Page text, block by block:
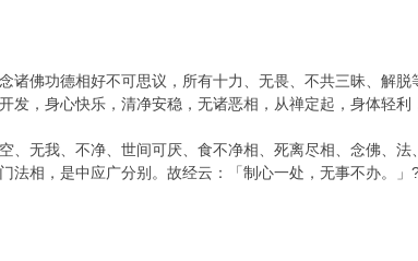
诸佛功德相好不可思议，所有十力、无畏、不共三昧、解
，身心快乐，清净安稳，无诸恶相，从禅定起，身体轻利
无我、不净、世间可厌、食不净相、死离尽相、念佛、
法相，是中应广分别。故经云：「制心一处，无事不办。」